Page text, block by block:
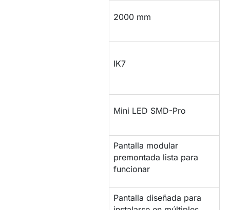
2000 mm
IK7
Mini LED SMD-Pro
Pantalla modular
premontada lista para
funcionar
Pantalla diseñada para